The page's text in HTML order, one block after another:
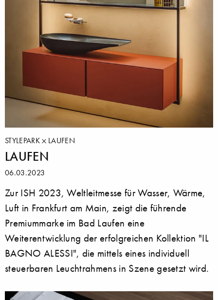
STYLEPARK LAUFEN
LAUFEN
06.03.2023
Zur ISH 2023, Weltleitmesse für Wasser, Wärme,
Luft in Frankfurt am Main, zeigt die führende
Premiummarke im Bad Laufen eine
Weiterentwicklung der erfolgreichen Kollektion "IL
BAGNO ALESSI", die mittels eines individuell
steuerbaren Leuchtrahmens in Szene gesetzt wird.